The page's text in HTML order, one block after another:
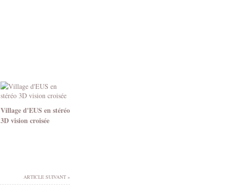
Village d'EUS en stéréo
3D vision croisée
ARTICLE SUIVANT »